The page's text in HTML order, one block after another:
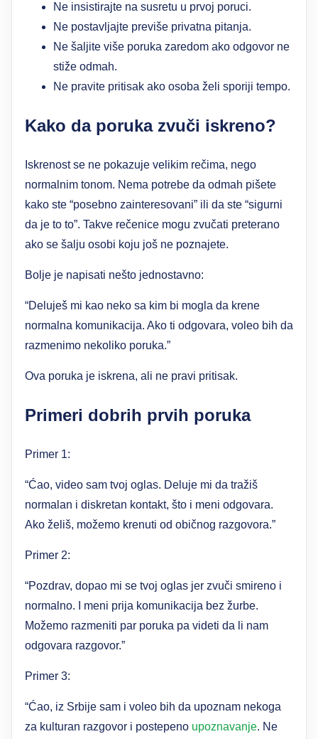
Ne insistirajte na susretu u prvoj poruci.
Ne postavljajte previše privatna pitanja.
Ne šaljite više poruka zaredom ako odgovor ne
stiže odmah.
Ne pravite pritisak ako osoba želi sporiji tempo.
Kako da poruka zvuči iskreno?
Iskrenost se ne pokazuje velikim rečima, nego
normalnim tonom. Nema potrebe da odmah pišete
kako ste “posebno zainteresovani” ili da ste “sigurni
da je to to”. Takve rečenice mogu zvučati preterano
ako se šalju osobi koju još ne poznajete.
Bolje je napisati nešto jednostavno:
“Deluješ mi kao neko sa kim bi mogla da krene
normalna komunikacija. Ako ti odgovara, voleo bih da
razmenimo nekoliko poruka.”
Ova poruka je iskrena, ali ne pravi pritisak.
Primeri dobrih prvih poruka
Primer 1:
“Ćao, video sam tvoj oglas. Deluje mi da tražiš
normalan i diskretan kontakt, što i meni odgovara.
Ako želiš, možemo krenuti od običnog razgovora.”
Primer 2:
“Pozdrav, dopao mi se tvoj oglas jer zvuči smireno i
normalno. I meni prija komunikacija bez žurbe.
Možemo razmeniti par poruka pa videti da li nam
odgovara razgovor.”
Primer 3:
“Ćao, iz Srbije sam i voleo bih da upoznam nekoga
za kulturan razgovor i postepeno upoznavanje. Ne